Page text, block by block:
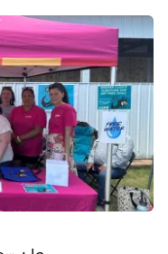
de première
la crise du
continuant de
le déficit